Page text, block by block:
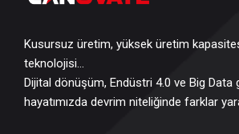
Kusursuz üretim, yüksek üretim
teknolojisi…
Dijital dönüşüm, Endüstri 4.0 ve Big Data
hayatımızda devrim niteliğinde farklar